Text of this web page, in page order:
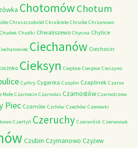
ChotomówChotum
Chruszczobród Chruściele Chruśle Chrzanowo
Chudek Chudki Chwaliszewo Chycina Chylice
Ciechanów Ciechocin
Cieksyn Cieplice Cierpice Cieszyno
Cychry Cyganka Czaplin Czaplinek Czarna
Małe Czarnocin Czarnolas Czarnostów Czarnotrzew
Piec Czarnów Czchów Czechów Czerewki
Czertyń Czeruchy Czerwińsk Czerwonak
Czubin Czymanowo Czyżew